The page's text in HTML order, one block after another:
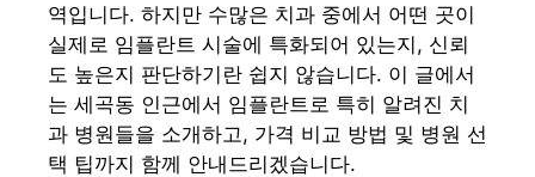
역입니다. 하지만 수많은 치과 중에서 어떤 곳이
실제로 임플란트 시술에 특화되어 있는지, 신뢰
도 높은지 판단하기란 쉽지 않습니다. 이 글에서
는 세곡동 인근에서 임플란트로 특히 알려진 치
과 병원들을 소개하고, 가격 비교 방법 및 병원 선
택 팁까지 함께 안내드리겠습니다.